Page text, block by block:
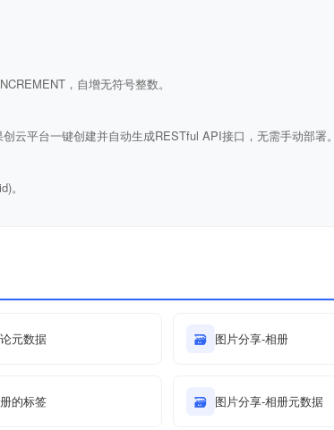
，自增无符号整数。
云平台一键创建并自动生成RESTful API接口，无需手动部署。
。
元数据 🗃 图片分享-相册
的标签 🗃 图片分享-相册元数据